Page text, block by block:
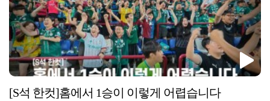
[S석 한컷]홈에서 1승이 이렇게 어렵습니다